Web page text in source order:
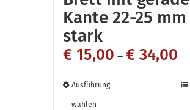
Kante 22-25 mm
stark
€ 15,00 – € 34,00
Ausführung
wählen